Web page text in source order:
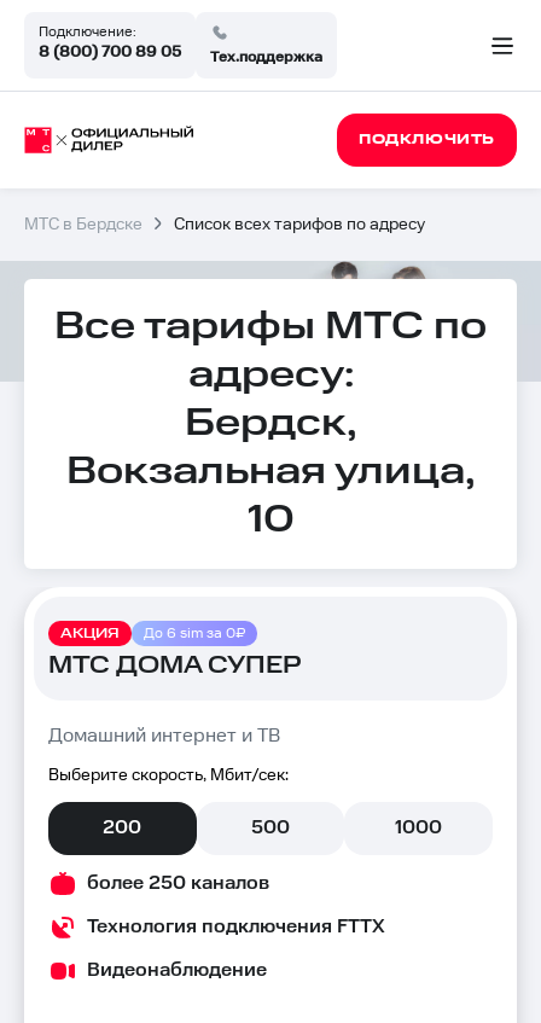
Подключение:
8 (800) 700 89 05 Тех.поддержка
ПОДКЛЮЧИТЬ
МТС в Бердске Список всех тарифов по адресу
Все тарифы МТС по
адресу:
Бердск,
Вокзальная улица,
10
АКЦИЯ До 6 sim за 0₽
МТС ДОМА СУПЕР
Домашний интернет и ТВ
Выберите скорость, Мбит/сек:
200 500 1000
более 250 каналов
Технология подключения FTTX
Видеонаблюдение